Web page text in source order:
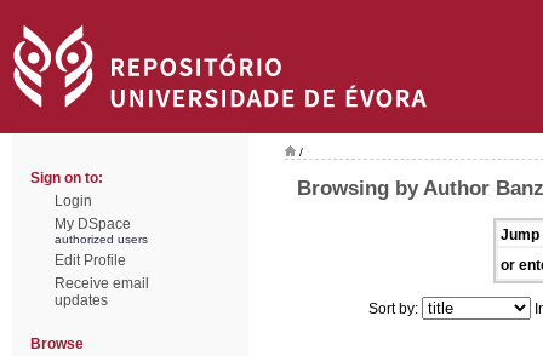
Sign on to:
Login
My DSpace
authorized users
Edit Profile
Receive email
updates
Browse
/
Browsing by Author
Jump
or
Sort by: